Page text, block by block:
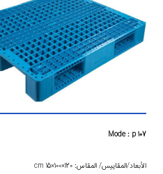
Mode : p 107
الأبعاد/المقاييس/ المقاس: 120×100×15 cm